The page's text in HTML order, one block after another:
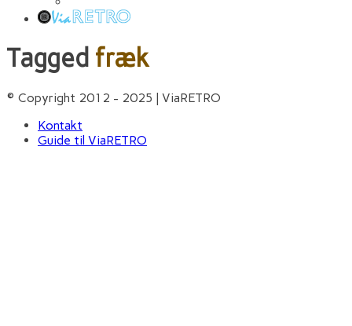
Tagged fræk
© Copyright 2012 - 2025 | ViaRETRO
Kontakt
Guide til ViaRETRO